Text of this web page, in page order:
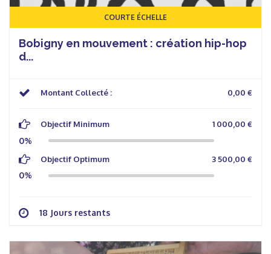
COURTE ÉCHELLE
Bobigny en mouvement : création hip-hop
d...
Montant Collecté : 0,00 €
Objectif Minimum 1 000,00 €
0%
Objectif Optimum 3 500,00 €
0%
18 Jours restants